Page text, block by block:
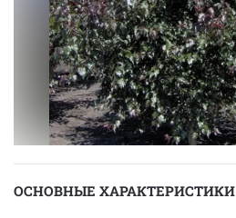
ОСНОВНЫЕ ХАРАКТЕРИСТИКИ